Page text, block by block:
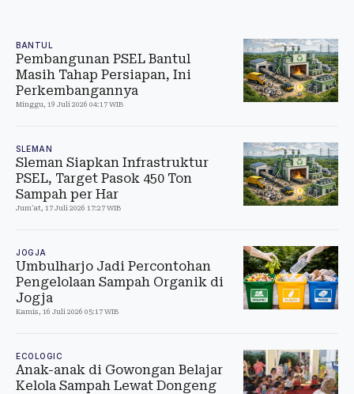
BANTUL
Pembangunan PSEL Bantul
Masih Tahap Persiapan, Ini
Perkembangannya
Minggu, 19 Juli 2026 04:17 WIB
SLEMAN
Sleman Siapkan Infrastruktur
PSEL, Target Pasok 450 Ton
Sampah per Har
Jum'at, 17 Juli 2026 17:27 WIB
JOGJA
Umbulharjo Jadi Percontohan
Pengelolaan Sampah Organik di
Jogja
Kamis, 16 Juli 2026 05:17 WIB
ECOLOGIC
Anak-anak di Gowongan Belajar
Kelola Sampah Lewat Dongeng